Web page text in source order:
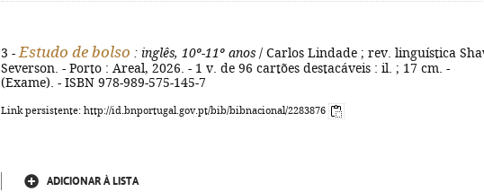
3 - Estudo de bolso : inglês, 10º-11º anos / Carlos Lindade ; rev. linguística
Severson. - Porto : Areal, 2026. - 1 v. de 96 cartões destacáveis : il. ; 17 cm. -
(Exame). - ISBN 978-989-575-145-7
Link persistente: http://id.bnportugal.gov.pt/bib/bibnacional/2283876
ADICIONAR À LISTA